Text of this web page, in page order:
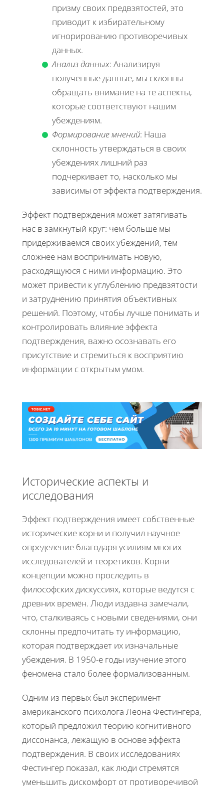
призму своих предвзятостей, это
приводит к избирательному
игнорированию противоречивых
данных.
Анализ данных: Анализируя
полученные данные, мы склонны
обращать внимание на те аспекты,
которые соответствуют нашим
убеждениям.
Формирование мнений: Наша
склонность утверждаться в своих
убеждениях лишний раз
подчеркивает то, насколько мы
зависимы от эффекта подтверждения.
Эффект подтверждения может затягивать
нас в замкнутый круг: чем больше мы
придерживаемся своих убеждений, тем
сложнее нам воспринимать новую,
расходящуюся с ними информацию. Это
может привести к углублению предвзятости
и затруднению принятия объективных
решений. Поэтому, чтобы лучше понимать и
контролировать влияние эффекта
подтверждения, важно осознавать его
присутствие и стремиться к восприятию
информации с открытым умом.
Исторические аспекты и
исследования
Эффект подтверждения имеет собственные
исторические корни и получил научное
определение благодаря усилиям многих
исследователей и теоретиков. Корни
концепции можно проследить в
философских дискуссиях, которые ведутся с
древних времён. Люди издавна замечали,
что, сталкиваясь с новыми сведениями, они
склонны предпочитать ту информацию,
которая подтверждает их изначальные
убеждения. В 1950-е годы изучение этого
феномена стало более формализованным.
Одним из первых был эксперимент
американского психолога Леона Фестингера,
который предложил теорию когнитивного
диссонанса, лежащую в основе эффекта
подтверждения. В своих исследованиях
Фестингер показал, как люди стремятся
уменьшить дискомфорт от противоречивой